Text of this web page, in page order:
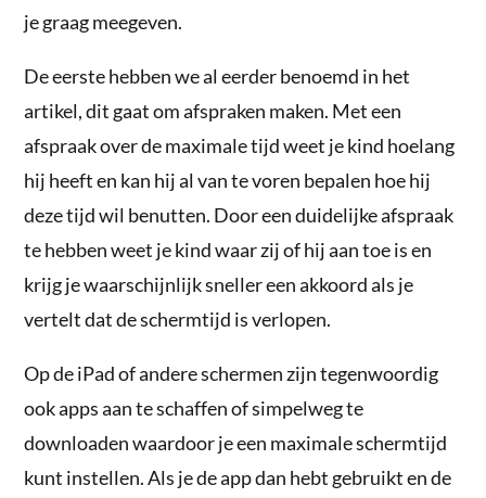
je graag meegeven.
De eerste hebben we al eerder benoemd in het
artikel, dit gaat om afspraken maken. Met een
afspraak over de maximale tijd weet je kind hoelang
hij heeft en kan hij al van te voren bepalen hoe hij
deze tijd wil benutten. Door een duidelijke afspraak
te hebben weet je kind waar zij of hij aan toe is en
krijg je waarschijnlijk sneller een akkoord als je
vertelt dat de schermtijd is verlopen.
Op de iPad of andere schermen zijn tegenwoordig
ook apps aan te schaffen of simpelweg te
downloaden waardoor je een maximale schermtijd
kunt instellen. Als je de app dan hebt gebruikt en de